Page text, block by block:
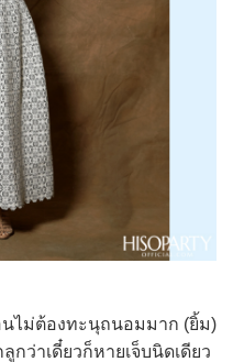
นไม่ต้องทะนุถนอมมาก (ยิ้ม)
กว่าเดี๋ยวก็หายเจ็บนิดเดียว